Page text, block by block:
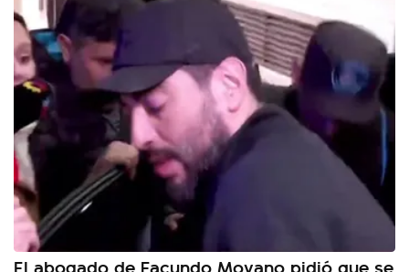
El abogado de Facundo Moyano pidió que se